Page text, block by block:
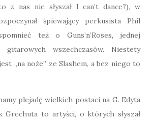
z nas nie słyszał I can’t dance?), w
śpiewający perkusista Phil
też o Guns’n’Roses, jednej
wszechczasów. Niestety
„na noże” ze Slashem, a bez niego to
plejadę wielkich postaci na G. Edyta
Grechuta to artyści, o których słyszał